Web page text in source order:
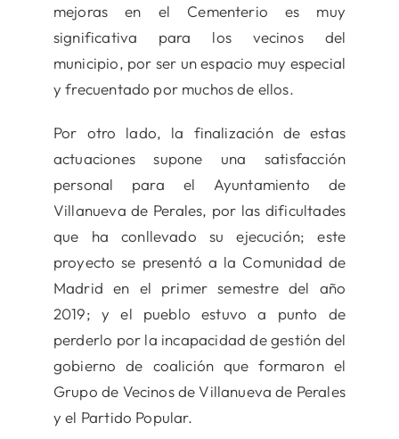
mejoras en el Cementerio es muy
significativa para los vecinos del
municipio, por ser un espacio muy especial
y frecuentado por muchos de ellos.
Por otro lado, la finalización de estas
actuaciones supone una satisfacción
personal para el Ayuntamiento de
Villanueva de Perales, por las dificultades
que ha conllevado su ejecución; este
proyecto se presentó a la Comunidad de
Madrid en el primer semestre del año
2019; y el pueblo estuvo a punto de
perderlo por la incapacidad de gestión del
gobierno de coalición que formaron el
Grupo de Vecinos de Villanueva de Perales
y el Partido Popular.